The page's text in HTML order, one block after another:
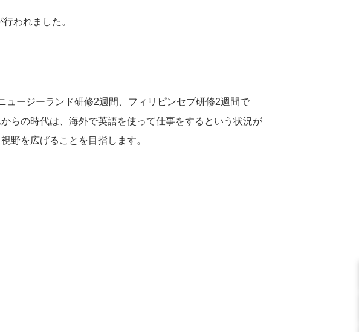
われました。
ュージーランド研修2週間、フィリピンセブ研修2週間で
らの時代は、海外で英語を使って仕事をするという状況が
野を広げることを目指します。